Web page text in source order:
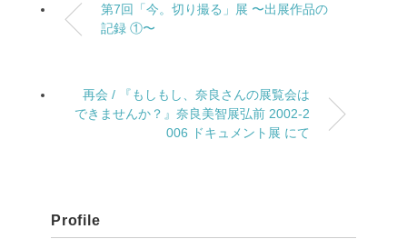
第7回「今。切り撮る」展 〜出展作品の
記録 ①〜
再会 / 『もしもし、奈良さんの展覧会は
できませんか？』奈良美智展弘前 2002-2
006 ドキュメント展 にて
Profile